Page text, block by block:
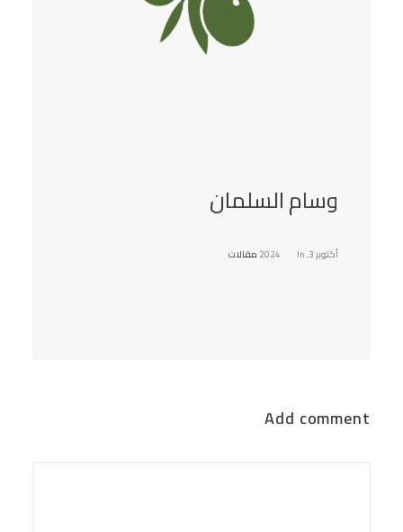
وسام السلمان
أكتوبر 3, 2024 In مقالات
Add comment